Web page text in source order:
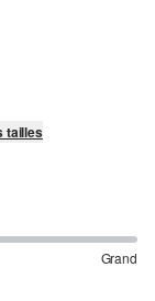
tailles
Grand